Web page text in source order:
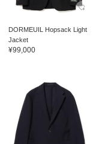
DORMEUIL Hopsack Light
Jacket
¥99,000